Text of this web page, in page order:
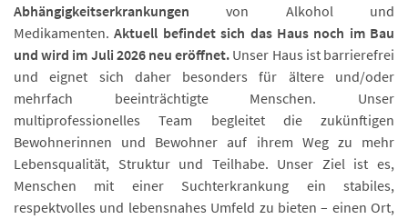
Abhängigkeitserkrankungen von Alkohol und
Medikamenten.Aktuell befindet sich das Haus noch im Bau
und wird im Juli 2026 neu eröffnet. Unser Haus ist barrierefrei
und eignet sich daher besonders für ältere und/oder
mehrfach beeinträchtigte Menschen. Unser
multiprofessionelles Team begleitet die zukünftigen
Bewohnerinnen und Bewohner auf ihrem Weg zu mehr
Lebensqualität, Struktur und Teilhabe. Unser Ziel ist es,
Menschen mit einer Suchterkrankung ein stabiles,
respektvolles und lebensnahes Umfeld zu bieten – einen Ort,